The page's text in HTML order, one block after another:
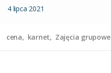
4 lipca 2021
cena karnet Zajęcia grupowe